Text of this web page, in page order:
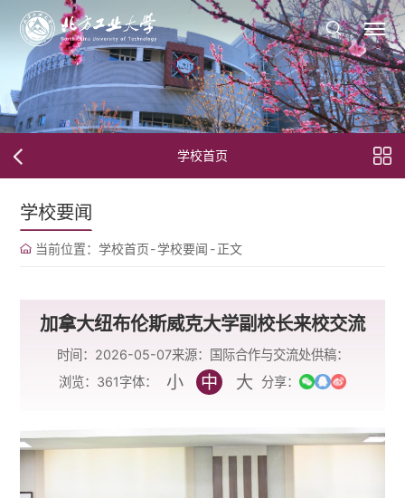
学校首页
学校要闻
当前位置： 学校首页-学校要闻 -正文
加拿大纽布伦斯威克大学副校长来校交流
时间：2026-05-07来源：国际合作与交流处供稿：
浏览： 361字体： 小 中 大 分享：